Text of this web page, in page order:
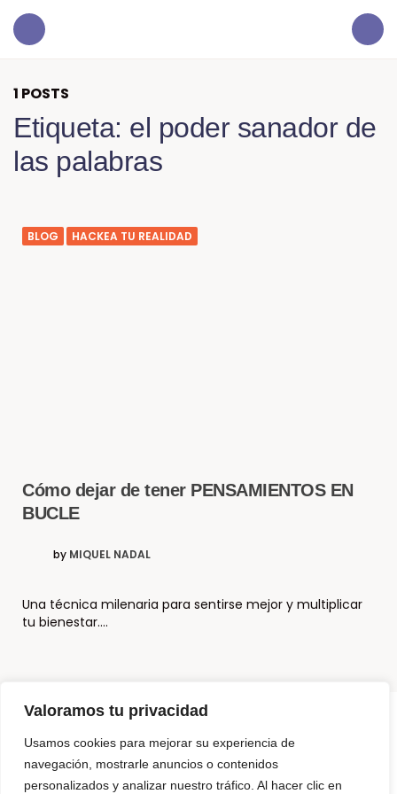
Valoramos tu privacidad
Usamos cookies para mejorar su experiencia de
navegación, mostrarle anuncios o contenidos
personalizados y analizar nuestro tráfico. Al hacer clic en
1 POSTS
Etiqueta: el poder sanador de
las palabras
BLOG HACKEA TU REALIDAD
Cómo dejar de tener PENSAMIENTOS EN
BUCLE
POSTED
by MIQUEL NADAL
Una técnica milenaria para sentirse mejor y multiplicar
tu bienestar….
© Copyright El Método Neurohacking®